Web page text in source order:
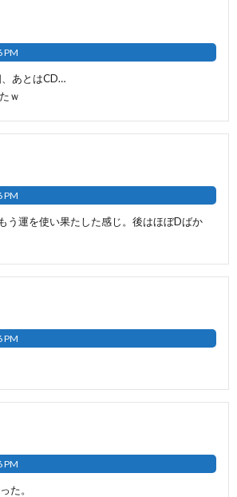
PM
あとはCD…
ｗ
PM
う運を使い果たした感じ。後はほぼDばか
PM
PM
た。